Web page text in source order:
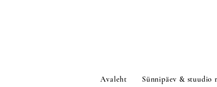
Avaleht Sünnipäev & stuudio